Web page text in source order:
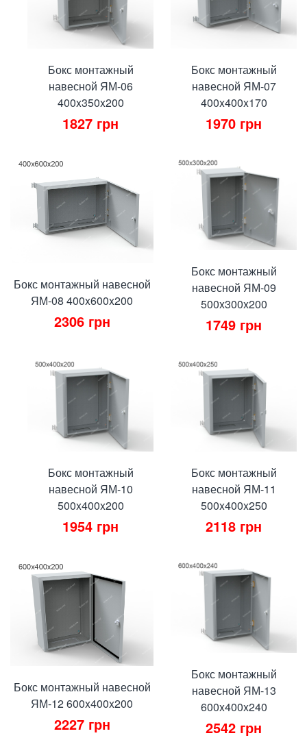
Бокс монтажный
навесной ЯМ-06
400x350x200
1827 грн
Бокс монтажный
навесной ЯМ-07
400x400x170
1970 грн
Бокс монтажный навесной
ЯМ-08 400x600x200
2306 грн
Бокс монтажный
навесной ЯМ-09
500x300x200
1749 грн
Бокс монтажный
навесной ЯМ-10
500x400x200
1954 грн
Бокс монтажный
навесной ЯМ-11
500x400x250
2118 грн
Бокс монтажный навесной
ЯМ-12 600x400x200
2227 грн
Бокс монтажный
навесной ЯМ-13
600x400x240
2542 грн